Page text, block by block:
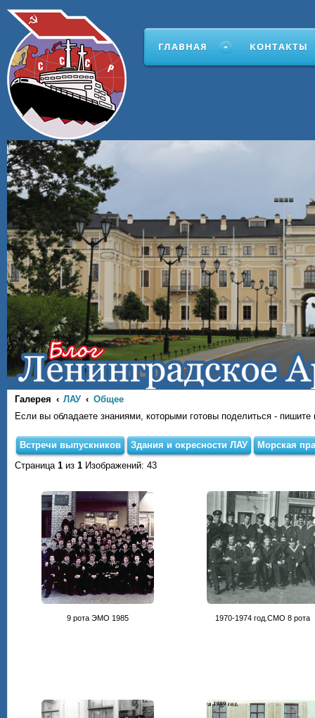
ГЛАВНАЯ КОНТАКТЫ
Галерея ЛАУ
Общее
Если вы обладаете знаниями, которыми готовы поделиться -
Встречи выпускников Здания и окресности ЛАУ
Морская
Страница 1 из 1 Изображений: 43
9 рота ЭМО 1985 1970-1974 год.СМО 8 рота